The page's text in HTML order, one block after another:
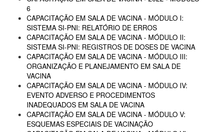
6
CAPACITAÇÃO EM SALA DE VACINA - MÓDULO I:
SISTEMA SI-PNI: RELATÓRIO DE ERROS
CAPACITAÇÃO EM SALA DE VACINA - MÓDULO II:
SISTEMA SI-PNI: REGISTROS DE DOSES DE VACINA
CAPACITAÇÃO EM SALA DE VACINA - MÓDULO III:
ORGANIZAÇÃO E PLANEJAMENTO EM SALA DE
VACINA
CAPACITAÇÃO EM SALA DE VACINA - MÓDULO IV:
EVENTO ADVERSO E PROCEDIMENTOS
INADEQUADOS EM SALA DE VACINA
CAPACITAÇÃO EM SALA DE VACINA - MÓDULO V:
ESQUEMAS ESPECIAIS DE VACINAÇÃO